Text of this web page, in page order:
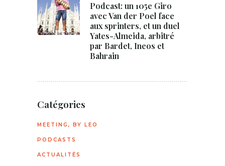
Podcast: un 105e Giro
avec Van der Poel face
aux sprinters, et un duel
Yates-Almeida, arbitré
par Bardet, Ineos et
Bahrain
Catégories
MEETING, BY LEO
PODCASTS
ACTUALITÉS